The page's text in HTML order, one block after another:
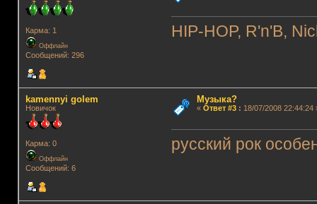
Карма: 1
Оффлайн
Сообщений: 296
HIP-HOP, R'n'B,
kamennyi golem
Новичок
Карма: 0
Оффлайн
Сообщений: 6
Музыка?
« Ответ #3: 18/07/2008 22:44:24
русский рок